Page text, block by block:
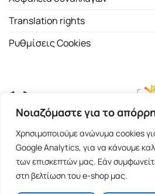
Νοιαζόμαστε για το
Χρησιμοποιούμε ανώνυμα cookies
Google Analytics, για να κάνουμε
των επισκεπτών μας. Εάν
στη βελτίωση του e-shop μας.
Translation rights
Ρυθμίσεις Cookies
Copyright 2026 ©Εκδοτικός
reserved.
Σόλωνος 98, 10680 Αθήνα | Τ:
E-shop and Premium Managed